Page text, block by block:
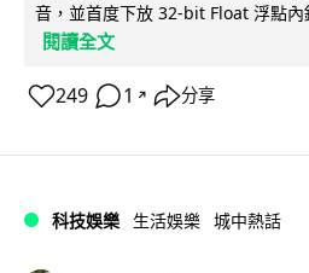
音，並首度下放 32-bit Float 浮點
閱讀全文
249 1 ↗ 分享
科技娛樂 生活娛樂 城中熱話